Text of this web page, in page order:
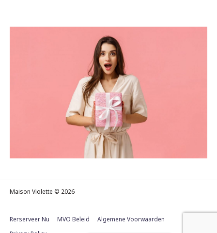
Maison Violette © 2026
Rerserveer Nu MVO Beleid
Algemene Voorwaarden